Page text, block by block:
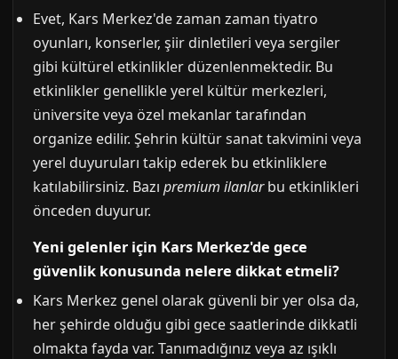
Evet, Kars Merkez'de zaman zaman tiyatro
oyunları, konserler, şiir dinletileri veya sergiler
gibi kültürel etkinlikler düzenlenmektedir. Bu
etkinlikler genellikle yerel kültür merkezleri,
üniversite veya özel mekanlar tarafından
organize edilir. Şehrin kültür sanat takvimini veya
yerel duyuruları takip ederek bu etkinliklere
katılabilirsiniz. Bazı premium ilanlarbu etkinlikleri
önceden duyurur.
Yeni gelenler için Kars Merkez'de gece
güvenlik konusunda nelere dikkat etmeli?
Kars Merkez genel olarak güvenli bir yer olsa da,
her şehirde olduğu gibi gece saatlerinde dikkatli
olmakta fayda var. Tanımadığınız veya az ışıklı